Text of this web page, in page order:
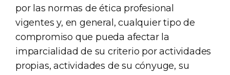
por las normas de ética profesional
vigentes y, en general, cualquier tipo de
compromiso que pueda afectar la
imparcialidad de su criterio por actividades
propias, actividades de su cónyuge, su